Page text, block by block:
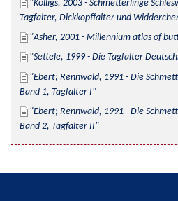
Kolligs, 2003 - Schmetterlinge
Tagfalter, Dickkopffalter und
Asher, 2001 - Millennium atlas of
Settele, 1999 - Die Tagfalter
Ebert; Rennwald, 1991 - Die
Band 1, Tagfalter I
Ebert; Rennwald, 1991 - Die
Band 2, Tagfalter II